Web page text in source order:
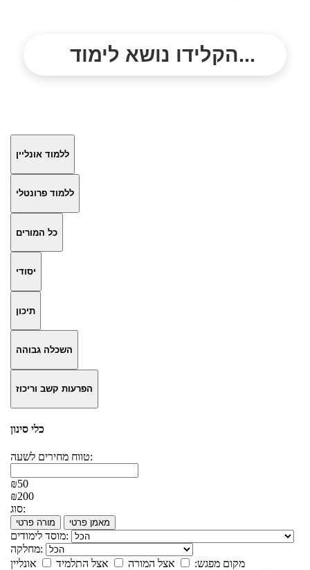
הקלידו נושא לימוד...
ללמוד אונליין
ללמוד פרונטלי
כל המורים
יסודי
תיכון
השכלה גבוהה
הפרעות קשב וריכוז
כלי סינון
טווח מחירים לשעה:
₪50
₪200
סוג:
מורה פרטי מאמן פרטי
מוסד לימודים:
מחלקה:
מקום מפגש:
אצל המורה אצל התלמיד
אונליין